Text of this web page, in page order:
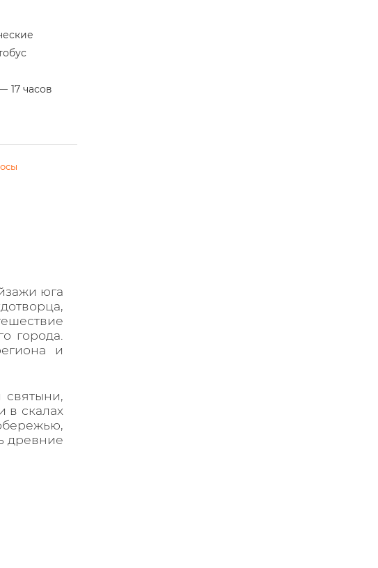
17 часов
юга
города.
и
в скалах
древние